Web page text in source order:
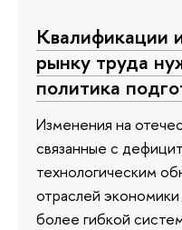
Квалификации
рынку труда
политика
Изменения на
связанные с
технологическим
отраслей
более гибкой